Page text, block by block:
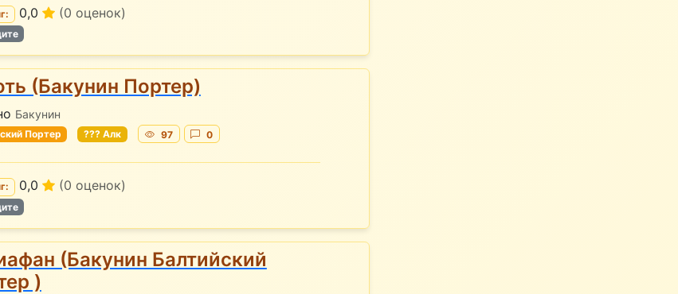
0,0 (0 оценок)
(Бакунин Портер)
Бакунин
Портер ??? Алк 97 0
0,0 (0 оценок)
(Бакунин Балтийский
)